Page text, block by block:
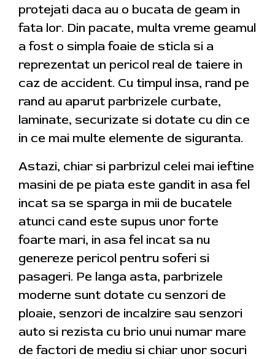
protejati daca au o bucata de geam in
fata lor. Din pacate, multa vreme geamul
a fost o simpla foaie de sticla si a
reprezentat un pericol real de taiere in
caz de accident. Cu timpul insa, rand pe
rand au aparut parbrizele curbate,
laminate, securizate si dotate cu din ce
in ce mai multe elemente de siguranta.
Astazi, chiar si parbrizul celei mai ieftine
masini de pe piata este gandit in asa fel
incat sa se sparga in mii de bucatele
atunci cand este supus unor forte
foarte mari, in asa fel incat sa nu
genereze pericol pentru soferi si
pasageri. Pe langa asta, parbrizele
moderne sunt dotate cu senzori de
ploaie, senzori de incalzire sau senzori
auto si rezista cu brio unui numar mare
de factori de mediu si chiar unor socuri